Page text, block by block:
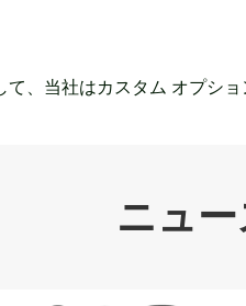
、当社はカスタム オプシ
ニュ